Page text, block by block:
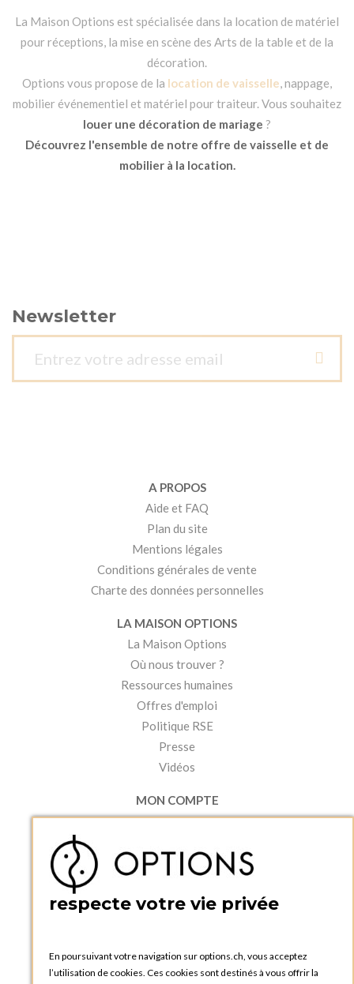
La Maison Options est spécialisée dans la location de matériel
pour réceptions, la mise en scène des Arts de la table et de la
décoration.
Options vous propose de la location de vaisselle, nappage,
mobilier événementiel et matériel pour traiteur. Vous souhaitez
louer une décoration de mariage ?
Découvrez l'ensemble de notre offre de vaisselle et de
mobilier à la location.
Newsletter
A PROPOS
Aide et FAQ
Plan du site
Mentions légales
Conditions générales de vente
Charte des données personnelles
LA MAISON OPTIONS
La Maison Options
Où nous trouver ?
Ressources humaines
Offres d'emploi
Politique RSE
Presse
Vidéos
MON COMPTE
Accéder à mon compte
Créer un compte
PRATIQUE
Catalogues et bons de commande
Tutoriels
respecte votre vie privée
En poursuivant votre navigation sur options.ch, vous acceptez
l’utilisation de cookies. Ces cookies sont destinés à vous offrir la